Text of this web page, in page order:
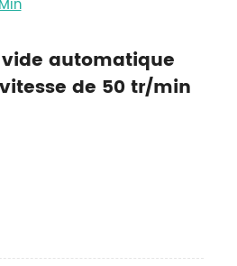
automatique
de 50 tr/min